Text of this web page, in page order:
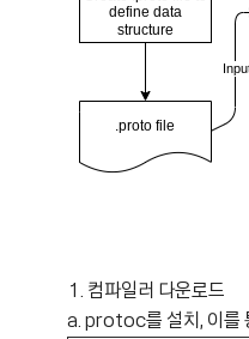
1. 컴파일러 다운로드
a. protoc를 설치, 이를